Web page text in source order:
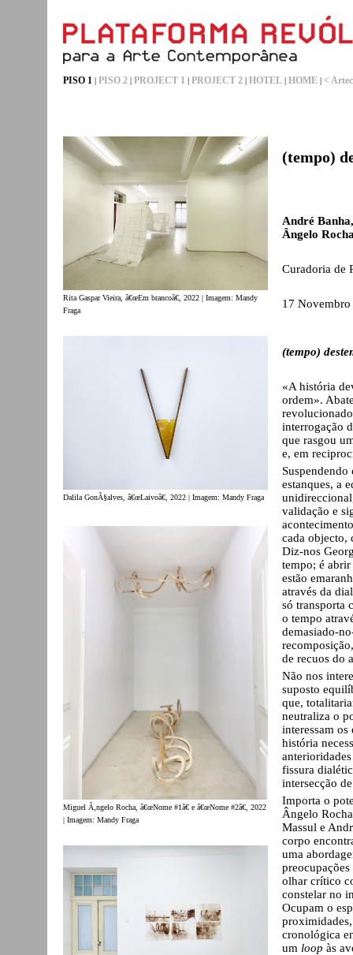
PISO 1 | PISO 2 | PROJECT 1 | PROJECT 2 | HOTEL | HOME | <
Rita Gaspar Vieira, â€œEm brancoâ€, 2022 | Imagem: Mandy
Fraga
Dalila GonÃ§alves, â€œLaivoâ€, 2022 | Imagem: Mandy Fraga
Miguel Ã‚ngelo Rocha, â€œNome #1â€ e â€œNome #2â€, 2022
| Imagem: Mandy Fraga
(tempo)
André
Ângelo
Curadoria de
17
(tempo)
«A história
ordem».
interrogação
que rasgou
e, em
estanques, a
validação e
cada objecto,
Diz-nos
tempo; é
estão
através da
só transporta
o tempo
demasiado-
de recuos do
Não nos
suposto
que,
neutraliza o
interessam os
história
fissura
intersecção
Importa o
Ângelo
Massul e
corpo
uma
olhar crítico
constelar no
Ocupam o
cronológica
um loop às